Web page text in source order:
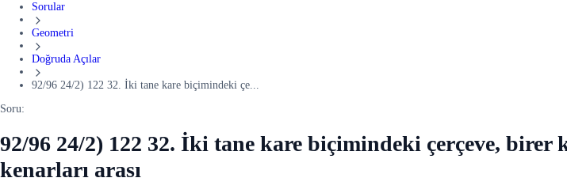
Sorular
Geometri
Doğruda Açılar
92/96 24/2) 122 32. İki tane kare biçimindeki çe...
Soru:
92/96 24/2) 122 32. İki tane kare biçimindeki çerçeve, birer
kenarları arası